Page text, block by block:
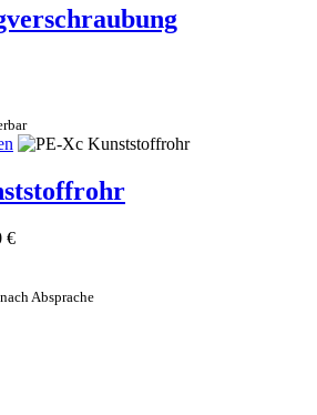
mehrere
können
auf
Produktseite
gewählt
€
Dieses
weist
mehrere
können
€Preisspanne:
900,00 €
Absprache